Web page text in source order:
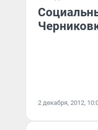
2 декабря, 2012,